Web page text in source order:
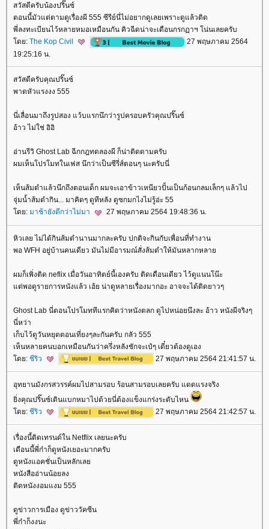
สวัสดีครับน้องปริ๊นซ์
ตอนนี้มัวแต่ตามดูเรื่องผี 555 ซีรีย์นี่ไม่อยากดูเลยเพราะดูแล้วติด
พี่ลงทะเบียนไว้หลายหมอเหมือนกัน คิวฉีดน่าจะเดือนกรกฏาฯ โน่นเลยครับ
ดย: The Kop Civil
27 พฤษภาคม 2564
19:25:16 น.
สวัสดีครับคุณปริ๊นซ์
พาดหัวแรงงง 555
นี่เลื่อนมาถึงรูปสอง แว้บแรกนึกว่ารูปครอบครัวคุณปริ๊นซ์
อ้าว ไม่ใช่ อิอิ
อ่านรีวิ Ghost Lab ฉีกกฎทดลองผี ก็น่าติดตามครับ
ผมเห็นโปรโมทในเฟส นึกว่าเป็นซีรี่ส์ตอนๆ นะครับนี่
เห็นส้มตำแล้วนึกถึงตอนเด็ก ผมจะเอาข้าวเหนียวปั้นเป็นก้อนกลมเล็กๆ แล้วไป
จุ่มน้ำส้มตำกิน... มาคิดๆ ดูทีหลัง ดูซกมกไงไม่รู้อ่ะ 55
ดย: มาช้ายังดีกว่าไม่มา 27 พฤษภาคม 2564 19:48:36 น.
หิวเลย ไม่ได้กินส้มตำนานมากละครับ ปกติจะกินกับเพื่อนที่ทำงาน
พอ WFH อยู่บ้านคนเดียว มันไม่มีอารมณ์สั่งส้มตำให้มันหลากหลา
ผมก็เพิ่งติด neflix เมื่อวันอาทิตย์นี้เองครับ ติดเดือนเดียว ไว้ดูแนนโน๊ะ
ต่พอดูรายการหนังแล้ว เฮ้ย น่าดูหลายเรื่องมากอะ อาจจะได้ติดยาวๆ
Ghost Lab นี่ตอนโปรโมททีแรกคิดว่าหนังตลก ดูไปหน่อยนึงละ อ้าว หนังผีจริงๆ
นี่หว่า
เก็บไว้ดูวันหยุดตอนเที่ยงๆละกันครับ กลัว 555
เห็นหลายคนบอกเหมือนกันว่าครึ่งหลังชักจะเป๋ๆ เดี๋ยวต้องดูเอง
ดย: ชีริว 27 พฤษภาคม 2564 21:41:57 น.
อุทยานมังกรสวรรค์ผมไปสามรอบ ร้อนสามรอบเลยครับ แดดแรงจริง
ิ่งคุณปริ๊นซ์เดินแบกหมาไปด้วยนี่ต้องแข็งแกร่งระดับไหน
ดย: ชีริว 27 พฤษภาคม 2564 21:42:57 น.
เรื่องนี้ติดเทรนด์ใน Netflix เลยนะครับ
เดือนนี้พี่ก๋าก็ดูหนังเยอะมากครับ
ดูหนังแอคชั่นเป็นหลักเล
หนังสืออ่านน้อยลง
ติดหนังงอมแงม 555
ดูข่าวการเมือง ดูข่าววัคซีน
พี่ก๋าก็งงนะ